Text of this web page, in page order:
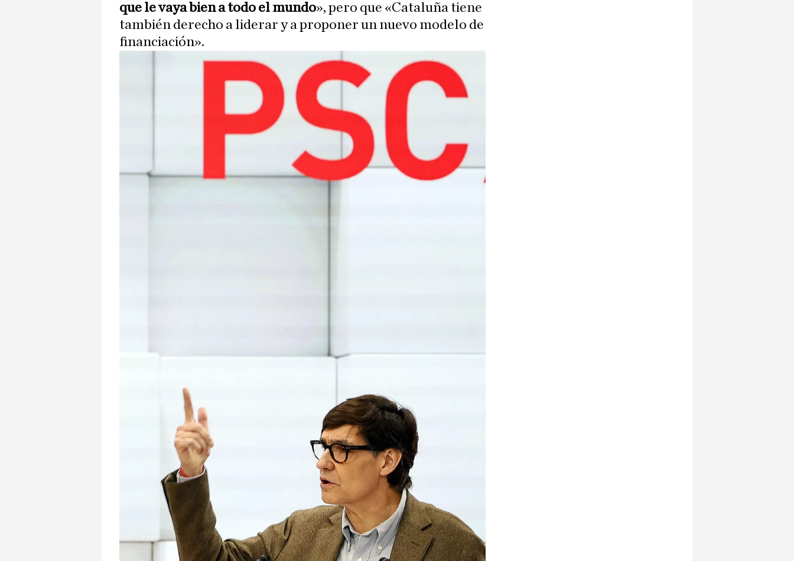
que le vaya bien a todo el mundo», pero que «Cataluña tiene
también derecho a liderar y a proponer un nuevo modelo de
financiación».